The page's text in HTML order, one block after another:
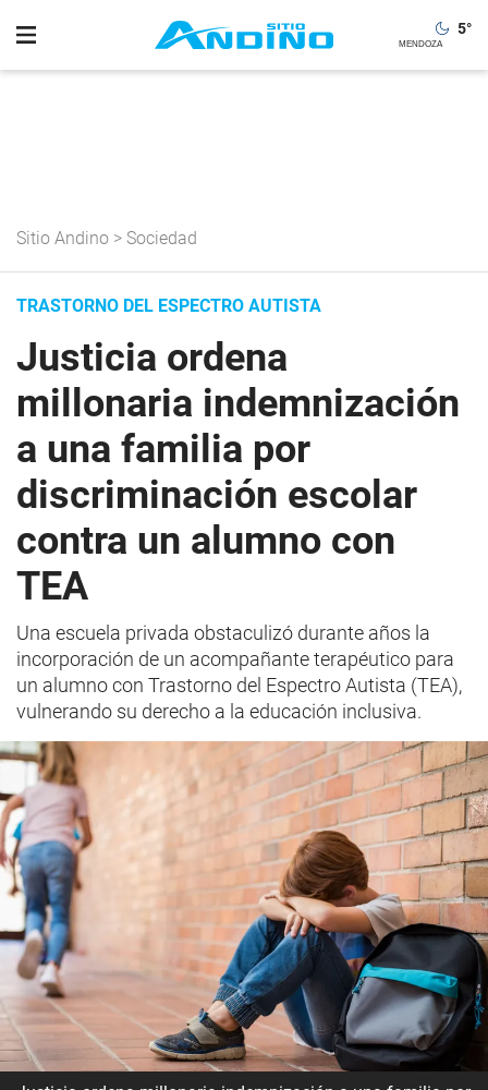
5°
Sitio Andino > Sociedad
TRASTORNO DEL ESPECTRO AUTISTA
Justicia ordena
millonaria indemnización
a una familia por
discriminación escolar
contra un alumno con
TEA
Una escuela privada obstaculizó durante años la
incorporación de un acompañante terapéutico para
un alumno con Trastorno del Espectro Autista (TEA),
vulnerando su derecho a la educación inclusiva.